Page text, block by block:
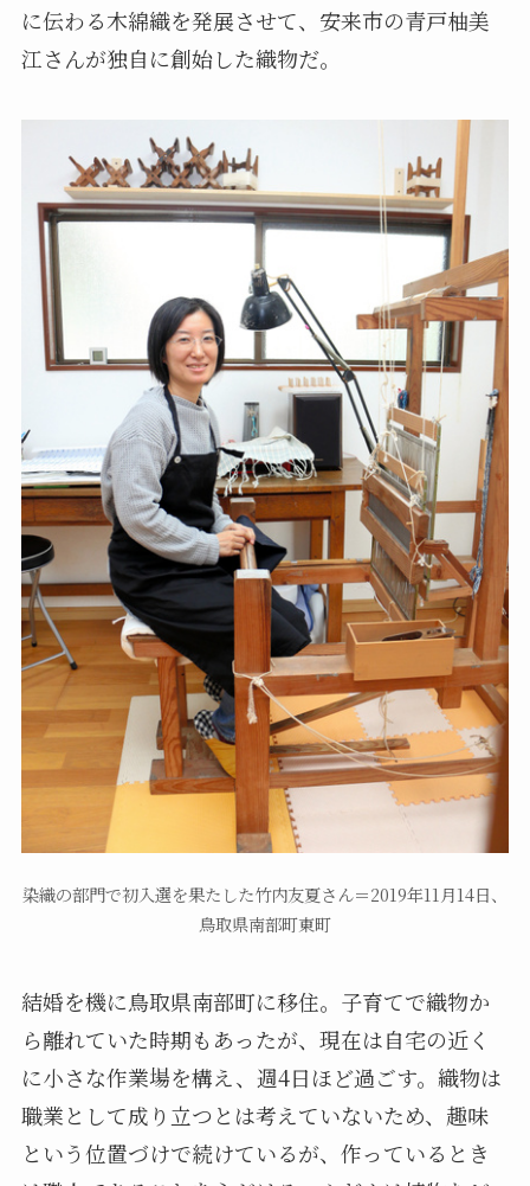
に伝わる木綿織を発展させて、安来市の青戸柚美
江さんが独自に創始した織物だ。
染織の部門で初入選を果たした竹内友夏さん＝2019年11月14日、
鳥取県南部町東町
結婚を機に鳥取県南部町に移住。子育てで織物か
ら離れていた時期もあったが、現在は自宅の近く
に小さな作業場を構え、週4日ほど過ごす。織物は
職業として成り立つとは考えていないため、趣味
という位置づけで続けているが、作っているとき